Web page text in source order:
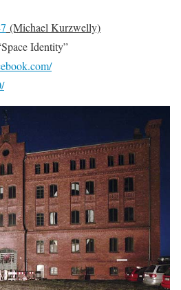
(Michael Kurzwelly)
Identity”